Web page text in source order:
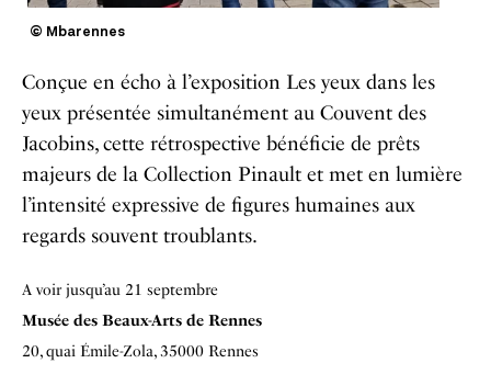
© Mbarennes
Conçue en écho à l’exposition Les yeux dans les
yeux présentée simultanément au Couvent des
Jacobins, cette rétrospective bénéficie de prêts
majeurs de la Collection Pinault et met en lumière
l’intensité expressive de figures humaines aux
regards souvent troublants.
A voir jusqu’au 21 septembre
Musée des Beaux-Arts de Rennes
20, quai Émile-Zola, 35000 Rennes